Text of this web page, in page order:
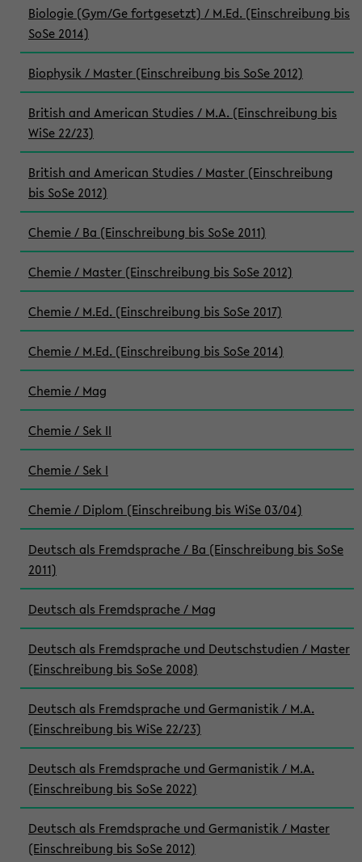
Biologie (Gym/Ge fortgesetzt) / M.Ed. (Einschreibung bis
SoSe 2014)
Biophysik / Master (Einschreibung bis SoSe 2012)
British and American Studies / M.A. (Einschreibung bis
WiSe 22/23)
British and American Studies / Master (Einschreibung
bis SoSe 2012)
Chemie / Ba (Einschreibung bis SoSe 2011)
Chemie / Master (Einschreibung bis SoSe 2012)
Chemie / M.Ed. (Einschreibung bis SoSe 2017)
Chemie / M.Ed. (Einschreibung bis SoSe 2014)
Chemie / Mag
Chemie / Sek II
Chemie / Sek I
Chemie / Diplom (Einschreibung bis WiSe 03/04)
Deutsch als Fremdsprache / Ba (Einschreibung bis SoSe
2011)
Deutsch als Fremdsprache / Mag
Deutsch als Fremdsprache und Deutschstudien / Master
(Einschreibung bis SoSe 2008)
Deutsch als Fremdsprache und Germanistik / M.A.
(Einschreibung bis WiSe 22/23)
Deutsch als Fremdsprache und Germanistik / M.A.
(Einschreibung bis SoSe 2022)
Deutsch als Fremdsprache und Germanistik / Master
(Einschreibung bis SoSe 2012)